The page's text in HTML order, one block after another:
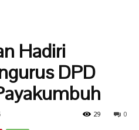
Hadiri
DPD
0
29